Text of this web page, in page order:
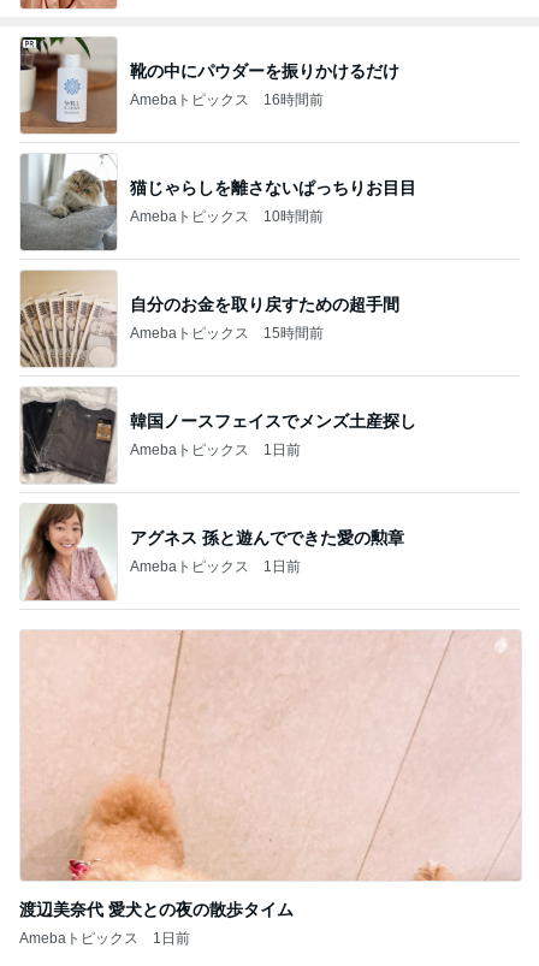
靴の中にパウダーを振りかけるだけ
Amebaトピックス 16時間前
猫じゃらしを離さないぱっちりお目目
Amebaトピックス 10時間前
自分のお金を取り戻すための超手間
Amebaトピックス 15時間前
韓国ノースフェイスでメンズ土産探し
Amebaトピックス 1日前
アグネス 孫と遊んでできた愛の勲章
Amebaトピックス 1日前
渡辺美奈代 愛犬との夜の散歩タイム
Amebaトピックス 1日前